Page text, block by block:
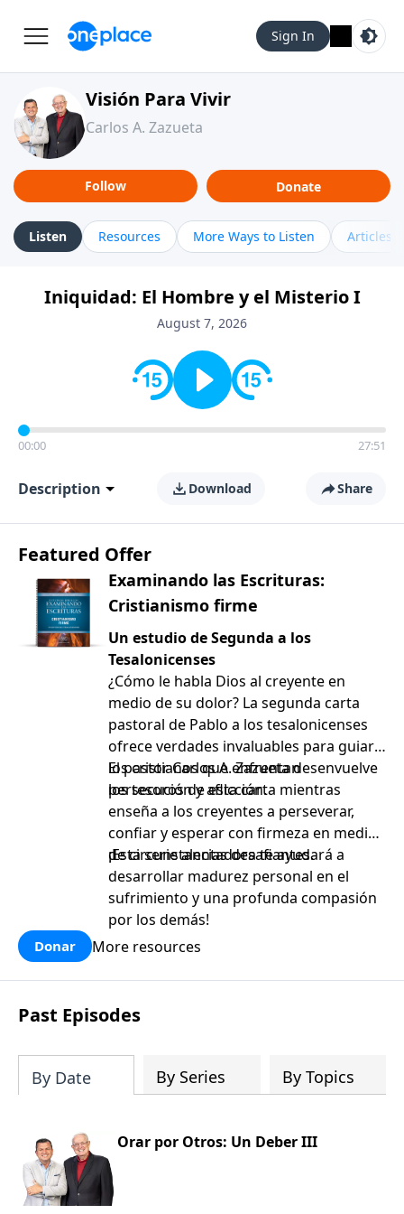
Sign In
Visión Para Vivir
Carlos A. Zazueta
Follow Donate
Listen Resources More Ways to Listen Articles
Iniquidad: El Hombre y el Misterio I
August 7, 2026
00:00 27:51
Description Download Share
Featured Offer
Examinando las Escrituras:
Cristianismo firme
Un estudio de Segunda a los
Tesalonicenses
¿Cómo le habla Dios al creyente en
medio de su dolor? La segunda carta
pastoral de Pablo a los tesalonicenses
ofrece verdades invaluables para guiar a
los cristianos que enfrentan
persecución y aflicción.
El pastor Carlos A. Zazueta desenvuelve
los tesoros de esta carta mientras
enseña a los creyentes a perseverar,
confiar y esperar con firmeza en medio
de circunstancias desafiantes.
¡Esta serie alentadora te ayudará a
desarrollar madurez personal en el
sufrimiento y una profunda compasión
por los demás!
Donar More resources
Past Episodes
By Date By Series By Topics
Orar por Otros: Un Deber III